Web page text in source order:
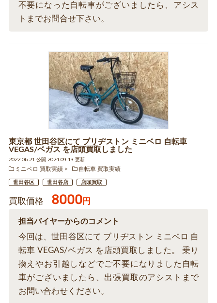
不要になった自転車がございましたら、アシス
トまでお問合せ下さい。
東京都 世田谷区にて ブリヂストン ミニベロ 自転車
VEGAS/ベガス を店頭買取しました
2022.06.21 公開 2024.09.13 更新
ミニベロ 買取実績
自転車 買取実績
世田谷区 世田谷店 店頭買取
買取価格 8000円
担当バイヤーからのコメント
今回は、世田谷区にて ブリヂストン ミニベロ 自
転車 VEGAS/ベガス を店頭買取しました。 乗り
換えやお引越しなどでご不要になりました自転
車がございましたら、出張買取のアシストまで
お問い合わせください。